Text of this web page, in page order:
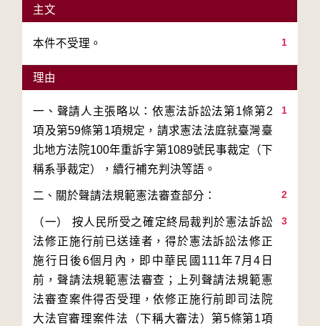
主文
1
理由
1
一、聲請人主張略以：依憲法訴訟法第1條第2
項及第59條第1項規定，請求憲法法庭就臺灣臺
北地方法院100年重訴字第1089號民事裁定（下
2
3
（一） 按人民所受之確定終局裁判於憲法訴訟
法修正施行前已送達者，得於憲法訴訟法修正
施行日後6個月內，即中華民國111年7月4日
前，聲請法規範憲法審查；上列聲請法規範憲
法審查案件得否受理，依修正施行前即司法院
大法官審理案件法（下稱大審法）第5條第1項